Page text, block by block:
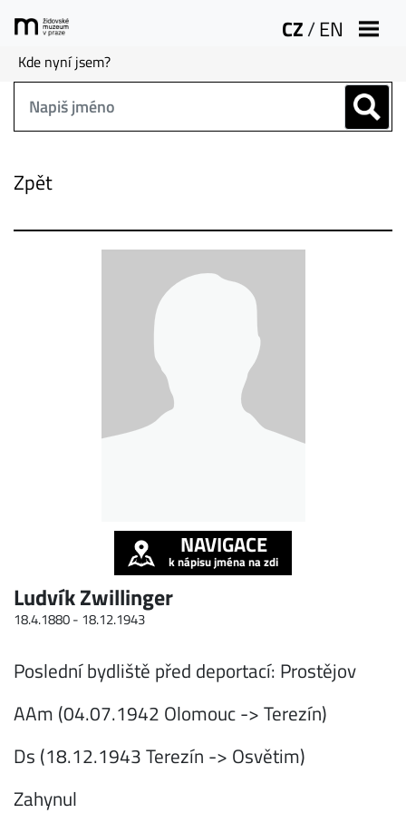
CZ/EN
Kde nyní jsem?
Zpět
NAVIGACE
k nápisu jména na zdi
Ludvík Zwillinger
18.4.1880 - 18.12.1943
Poslední bydliště před deportací: Prostějov
AAm (04.07.1942 Olomouc -> Terezín)
Ds (18.12.1943 Terezín -> Osvětim)
Zahynul